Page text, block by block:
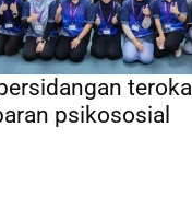
psikososial